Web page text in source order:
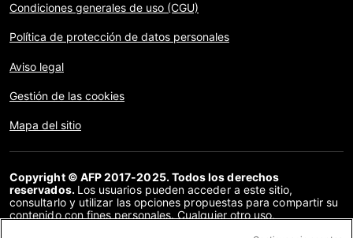
Condiciones generales de uso (CGU)
Política de protección de datos personales
Aviso legal
Gestión de las cookies
Mapa del sitio
Copyright © AFP 2017-2025. Todos los derechos
reservados. Los usuarios pueden acceder a este sitio,
consultarlo y utilizar las opciones propuestas para compartir su
contenido con fines personales. Cualquier otro uso,